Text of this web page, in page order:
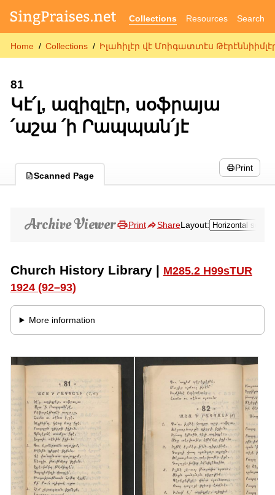
Collections Resources Search
Home Collections Իլահիլէր վէ Մոիգատտէս
81
Կէ՛լ, ազիզլէր, սօֆրայա
՛աշա ՛ի Րապպան՛յէ
Scanned Page
Print